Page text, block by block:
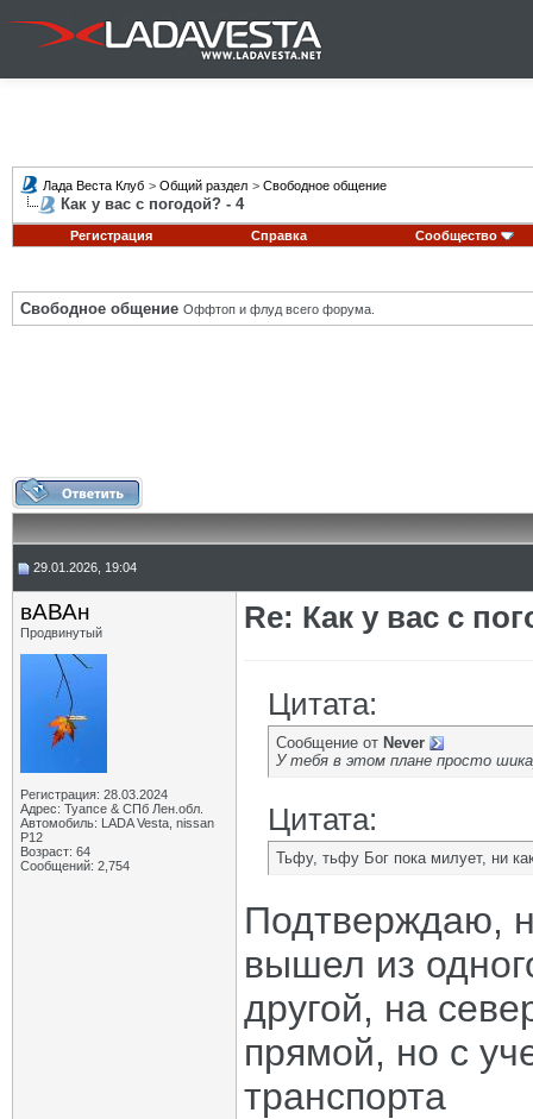
Лада Веста Клуб > Общий раздел > Свободное общение
Как у вас с погодой? - 4
Регистрация Справка Сообщество
Свободное общение Оффтоп и флуд всего форума.
29.01.2026, 19:04
вАВАн
Продвинутый
Регистрация: 28.03.2024
Адрес: Туапсе & СПб Лен.обл.
Автомобиль: LADA Vesta, nissan
P12
Возраст: 64
Сообщений: 2,754
Re: Как у вас с
Цитата:
Сообщение от Never
У тебя в этом плане просто
Цитата:
Тьфу, тьфу Бог пока милует, ни
Подтверждаю,
вышел из
другой, на
прямой, но с
транспорта